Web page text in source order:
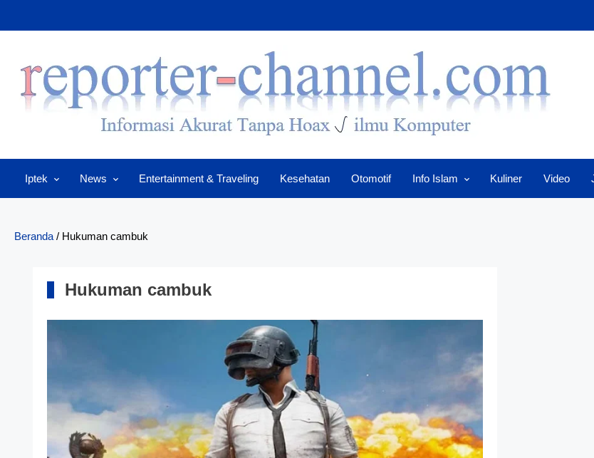
to
Iptek News Entertainment & Traveling Kesehatan Otomotif Info Islam Kuliner Video
Beranda / Hukuman cambuk
Hukuman cambuk